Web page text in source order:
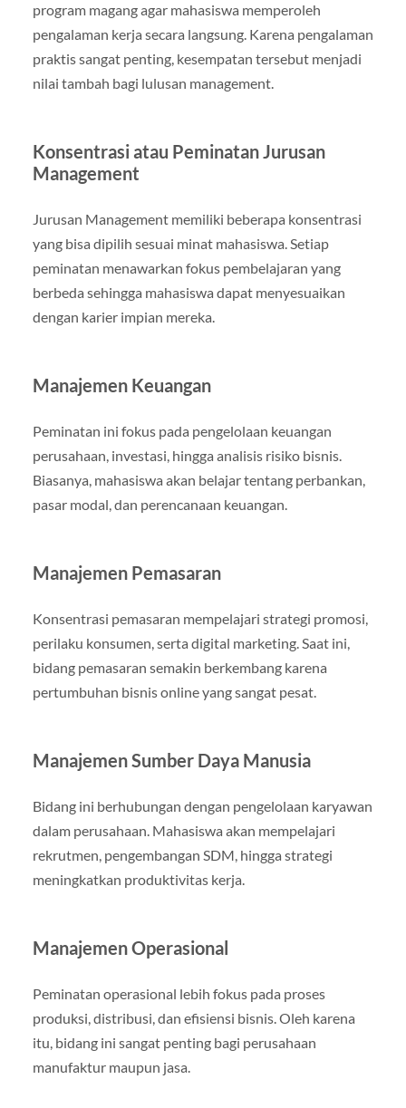
program magang agar mahasiswa memperoleh
pengalaman kerja secara langsung. Karena pengalaman
praktis sangat penting, kesempatan tersebut menjadi
nilai tambah bagi lulusan management.
Konsentrasi atau Peminatan Jurusan
Management
Jurusan Management memiliki beberapa konsentrasi
yang bisa dipilih sesuai minat mahasiswa. Setiap
peminatan menawarkan fokus pembelajaran yang
berbeda sehingga mahasiswa dapat menyesuaikan
dengan karier impian mereka.
Manajemen Keuangan
Peminatan ini fokus pada pengelolaan keuangan
perusahaan, investasi, hingga analisis risiko bisnis.
Biasanya, mahasiswa akan belajar tentang perbankan,
pasar modal, dan perencanaan keuangan.
Manajemen Pemasaran
Konsentrasi pemasaran mempelajari strategi promosi,
perilaku konsumen, serta digital marketing. Saat ini,
bidang pemasaran semakin berkembang karena
pertumbuhan bisnis online yang sangat pesat.
Manajemen Sumber Daya Manusia
Bidang ini berhubungan dengan pengelolaan karyawan
dalam perusahaan. Mahasiswa akan mempelajari
rekrutmen, pengembangan SDM, hingga strategi
meningkatkan produktivitas kerja.
Manajemen Operasional
Peminatan operasional lebih fokus pada proses
produksi, distribusi, dan efisiensi bisnis. Oleh karena
itu, bidang ini sangat penting bagi perusahaan
manufaktur maupun jasa.